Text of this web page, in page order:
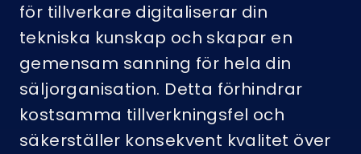
för tillverkare digitaliserar din
tekniska kunskap och skapar en
gemensam sanning för hela din
säljorganisation. Detta förhindrar
kostsamma tillverkningsfel och
säkerställer konsekvent kvalitet över